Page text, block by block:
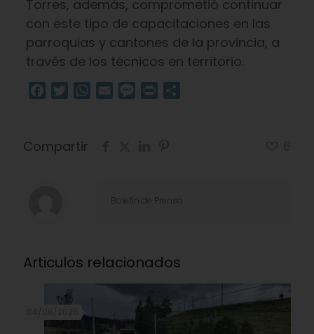
Torres, además, comprometió continuar
con este tipo de capacitaciones en las
parroquias y cantones de la provincia, a
través de los técnicos en territorio.
Facebook
TwitterWhatsApp
Email Message
Print
Compartir
Boletín de Prensa
Articulos relacionados